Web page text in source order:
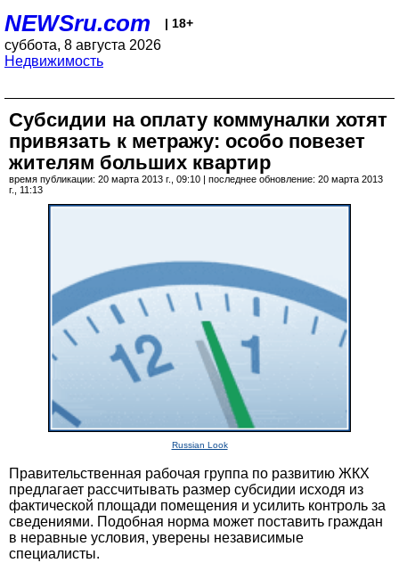
NEWSru.com | 18+
суббота, 8 августа 2026
Недвижимость
Субсидии на оплату коммуналки хотят
привязать к метражу: особо повезет
жителям больших квартир
время публикации: 20 марта 2013 г., 09:10 | последнее обновление: 20 марта 2013
г., 11:13
Russian Look
Правительственная рабочая группа по развитию ЖКХ
предлагает рассчитывать размер субсидии исходя из
фактической площади помещения и усилить контроль за
сведениями. Подобная норма может поставить граждан
в неравные условия, уверены независимые
специалисты.